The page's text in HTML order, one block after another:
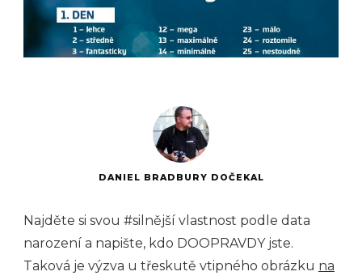
DANIEL BRADBURY DOČEKAL
Najděte si svou #silnější vlastnost podle data
narození a napište, kdo DOOPRAVDY jste.
Taková je výzva u třeskutě vtipného obrázku na